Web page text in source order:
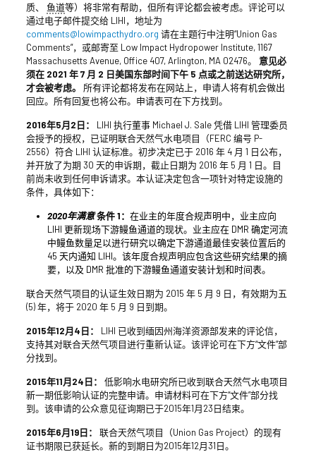
质、 鱼道等）将非常有帮助，但所有评论都会被考虑。评论可以
通过电子邮件提交给 LIHI，地址为
comments@lowimpacthydro.org 请在主题行中注明“Union Gas
Comments”，或邮寄至 Low Impact Hydropower Institute, 1167
Massachusetts Avenue, Office 407, Arlington, MA 02476。 意见必
须在 2021 年 7 月 2 日美国东部时间下午 5 点或之前送达研究所，
才会被考虑。
所有评论都将发布在网站上，申请人将有机会做出
回应。所有回复也将公布。申请表可在下方找到。
2016年5月2日： LIHI 执行董事 Michael J. Sale 凭借 LIHI 管理委员
会授予的授权，已证明联合天然气水电项目（FERC 编号 P-
2556）符合 LIHI 认证标准。初步决定已于 2016 年 4 月 1 日公布，
并开放了为期 30 天的申诉期，截止日期为 2016 年 5 月 1 日。目
前尚未收到任何申诉请求。本认证决定包含一项针对特定设施的
条件，具体如下：
2020年满意条件 1： 在业主的年度合规声明中，业主应向
LIHI 更新现场下游鳗鱼通道的现状。业主应在 DMR 确定河流
中鳗鱼数量足以进行研究以确定下游通道最佳安装位置后的
45 天内通知 LIHI。该年度合规声明应包含这些研究结果的摘
要，以及 DMR 批准的下游鳗鱼通道安装计划和时间表。
联合天然气项目的认证生效日期为 2015 年 5 月 9 日，有效期为五
(5) 年，将于 2020 年 5 月 9 日到期。
2015年12月4日：
LIHI 已收到缅因州海洋资源部发来的评论信，
支持其对联合天然气项目进行重新认证。该评论可在下方“文件”部
分找到。
2015年11月24日：
低影响水电研究所已收到联合天然气水电项目
新一期低影响认证的完整申请。申请材料可在下方“文件”部分找
到。该申请的公众意见征询期已于2015年1月23日结束。
2015年6月19日：
联合天然气项目（Union Gas Project）的现有
证书期限已获延长。新的到期日为2015年12月31日。